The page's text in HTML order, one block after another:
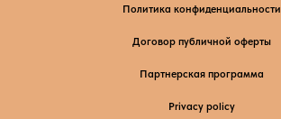
Политика конфиденциальности
Договор публичной оферты
Партнерская программа
Privacy policy